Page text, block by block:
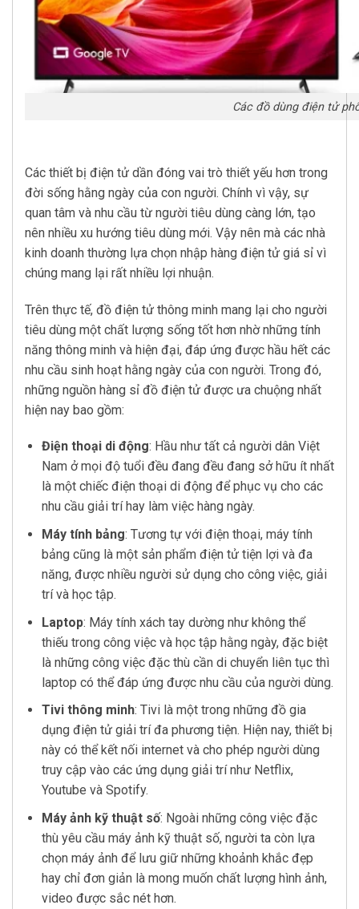
Các đồ dùng điện tử
Các thiết bị điện tử dần đóng vai trò thiết yếu hơn trong
đời sống hằng ngày của con người. Chính vì vậy, sự
quan tâm và nhu cầu từ người tiêu dùng càng lớn, tạo
nên nhiều xu hướng tiêu dùng mới. Vậy nên mà các nhà
kinh doanh thường lựa chọn nhập hàng điện tử giá sỉ vì
chúng mang lại rất nhiều lợi nhuận.
Trên thực tế, đồ điện tử thông minh mang lại cho người
tiêu dùng một chất lượng sống tốt hơn nhờ những tính
năng thông minh và hiện đại, đáp ứng được hầu hết các
nhu cầu sinh hoạt hằng ngày của con người. Trong đó,
những nguồn hàng sỉ đồ điện tử được ưa chuộng nhất
hiện nay bao gồm:
Điện thoại di động: Hầu như tất cả người dân Việt
Nam ở mọi độ tuổi đều đang đều đang sở hữu ít nhất
là một chiếc điện thoại di động để phục vụ cho các
nhu cầu giải trí hay làm việc hàng ngày.
Máy tính bảng: Tương tự với điện thoại, máy tính
bảng cũng là một sản phẩm điện tử tiện lợi và đa
năng, được nhiều người sử dụng cho công việc, giải
trí và học tập.
Laptop: Máy tính xách tay dường như không thể
thiếu trong công việc và học tập hằng ngày, đặc biệt
là những công việc đặc thù cần di chuyển liên tục thì
laptop có thể đáp ứng được nhu cầu của người dùng.
Tivi thông minh: Tivi là một trong những đồ gia
dụng điện tử giải trí đa phương tiện. Hiện nay, thiết bị
này có thể kết nối internet và cho phép người dùng
truy cập vào các ứng dụng giải trí như Netflix,
Youtube và Spotify.
Máy ảnh kỹ thuật số: Ngoài những công việc đặc
thù yêu cầu máy ảnh kỹ thuật số, người ta còn lựa
chọn máy ảnh để lưu giữ những khoảnh khắc đẹp
hay chỉ đơn giản là mong muốn chất lượng hình ảnh,
video được sắc nét hơn.